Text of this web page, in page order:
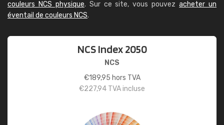
couleurs NCS physique. Sur ce site, vous pouvezacheter un
éventail de couleurs NCS.
NCS Index 2050
NCS
€189,95 hors TVA
€227,94 TVA incluse